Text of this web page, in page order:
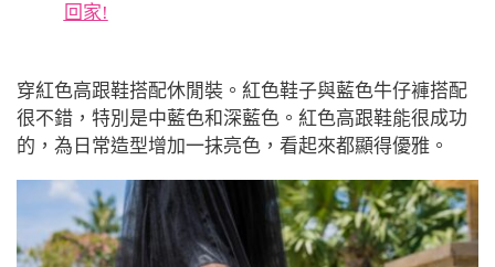
回家!
穿紅色高跟鞋搭配休閒裝。紅色鞋子與藍色牛仔褲搭配
很不錯，特別是中藍色和深藍色。紅色高跟鞋能很成功
的，為日常造型增加一抹亮色，看起來都顯得優雅。